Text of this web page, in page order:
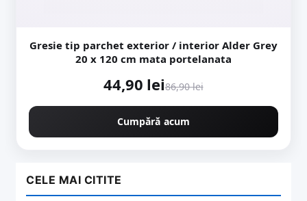
Gresie tip parchet exterior / interior Alder Grey
20 x 120 cm mata portelanata
44,90 lei86,90 lei
Cumpără acum
CELE MAI CITITE